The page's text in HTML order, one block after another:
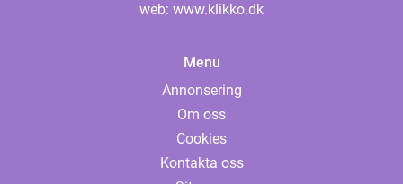
web: www.klikko.dk
Menu
Annonsering
Om oss
Cookies
Kontakta oss